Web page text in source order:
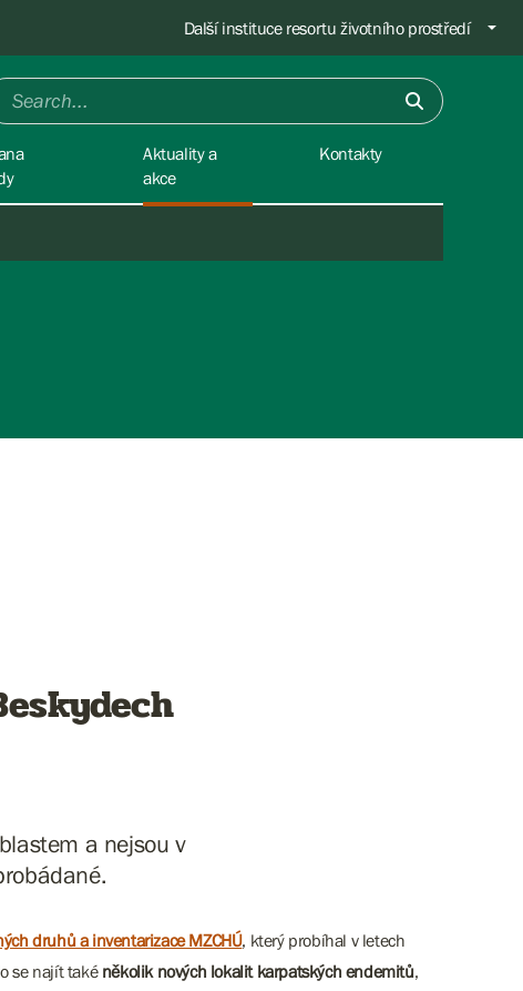
Další instituce resortu životního prostředí
Aktuality a
akce
Kontakty
a nejsou v
druhů a inventarizace MZCHÚ, který probíhal v letech
se najít také několik nových lokalit karpatských endemitů,